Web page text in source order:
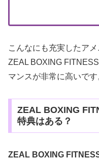
こんなにも充実したア
ZEAL BOXING
マンスが非常に高いです
ZEAL BOXING
特典はある？
ZEAL BOXING